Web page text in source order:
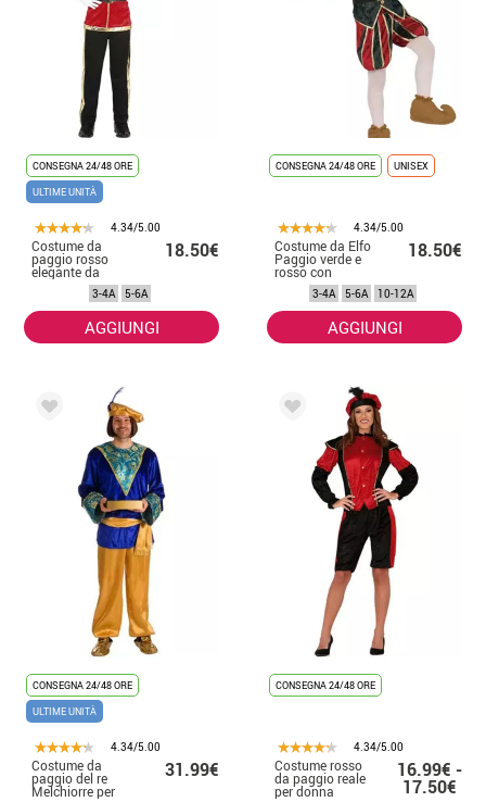
CONSEGNA 24/48 ORE
ULTIME UNITÀ
4.34/5.00
Costume da
paggio rosso
elegante da
ragazzo
18.50€
3-4A 5-6A
AGGIUNGI
CONSEGNA 24/48 ORE UNISEX
4.34/5.00
Costume da Elfo
Paggio verde e
rosso con
cappello per
bambino
18.50€
3-4A 5-6A 10-12A
AGGIUNGI
CONSEGNA 24/48 ORE
ULTIME UNITÀ
4.34/5.00
Costume da
paggio del re
Melchiorre per
31.99€
CONSEGNA 24/48 ORE
4.34/5.00
Costume rosso
da paggio reale
per donna
16.99€ -
17.50€